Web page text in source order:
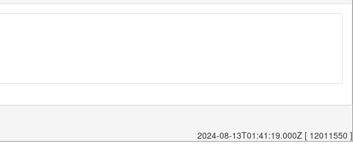
2024-08-13T01:41:19.000Z [ 12011550 ]